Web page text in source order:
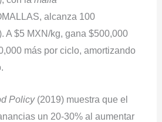
alcanza 100
A $5 MXN/kg, gana $500,000
más por ciclo, amortizando
Policy(2019) muestra que el
un 20-30% al aumentar